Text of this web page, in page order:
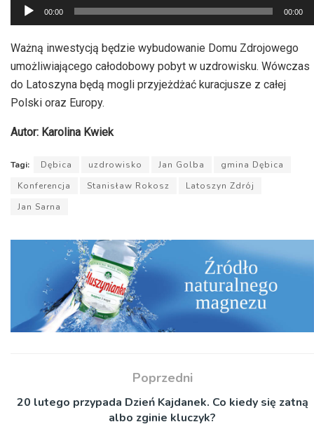
Odtwarzacz
plików
dźwiękowych
00:00 00:00
Ważną inwestycją będzie wybudowanie Domu Zdrojowego
umożliwiającego całodobowy pobyt w uzdrowisku. Wówczas
do Latoszyna będą mogli przyjeżdżać kuracjusze z całej
Polski oraz Europy.
Autor: Karolina Kwiek
Tagi: Dębica uzdrowisko Jan Golba
gmina Dębica
Konferencja
Stanisław Rokosz
Latoszyn Zdrój
Jan Sarna
Poprzedni
20 lutego przypada Dzień Kajdanek. Co kiedy się zatną
albo zginie kluczyk?